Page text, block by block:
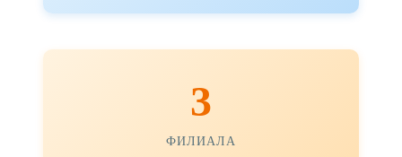
3
ФИЛИАЛА